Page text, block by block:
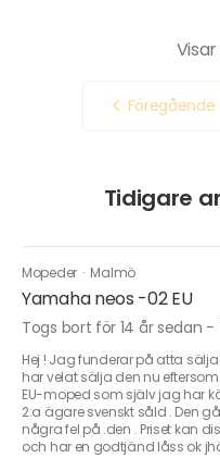
Föregående
Tidigare
Mopeder · Malmö
Yamaha neos -02 EU
Togs bort för 14 år sedan -
Hej ! Jag funderar på atta
har velat sälja den nu
EU-moped som själv jag har
2:a ägare svenskt såld . Den
några fel på .den . Priset kan
och har en godtjänd låss ok